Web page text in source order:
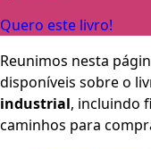
Quero este livro!
Reunimos nesta
disponíveis sobre o
industrial, incluindo
caminhos para